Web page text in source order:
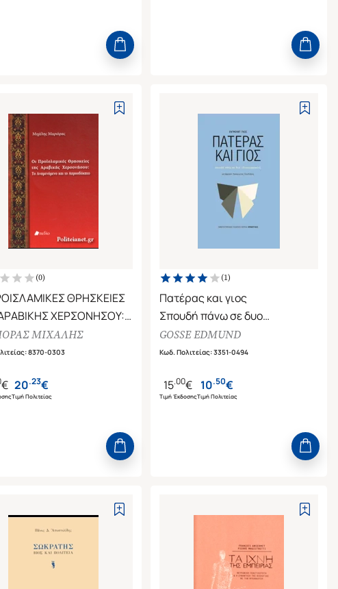
(0)
ΘΡΗΣΚΕΙΕΣ
ΧΕΡΣΟΝΗΣΟΥ:
ΚΑΙ ΤΟ
ΜΙΧΑΛΗΣ
:8370-0303
€ 20.23€
Τιμή Πολιτείας
(1)
Πατέρας και γιος
Σπουδή πάνω σε δυο
ιδιοσυγκρασίες
GOSSE EDMUND
Κωδ. Πολιτείας:3351-0494
15.00€
Τιμή Έκδοσης
10.50€
Τιμή Πολιτείας